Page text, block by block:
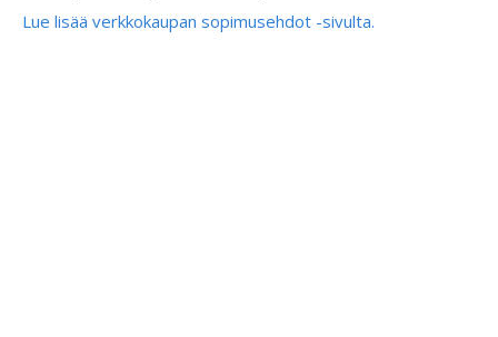
Lue lisää verkkokaupan sopimusehdot -sivulta.